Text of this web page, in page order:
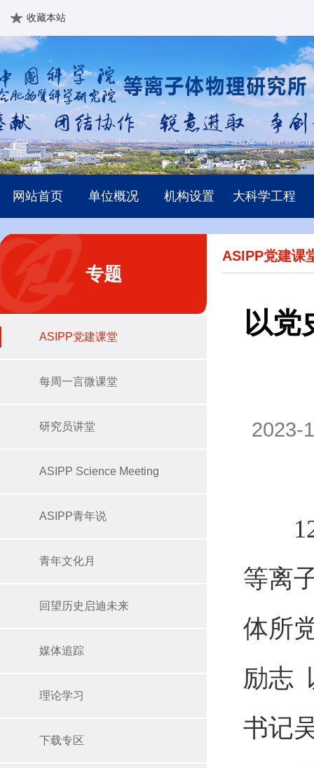
收藏本站
网站首页 单位概况 机构设置 大科学工程
专题
ASIPP党建课堂
每周一言微课堂
研究员讲堂
ASIPP Science Meeting
ASIPP青年说
青年文化月
回望历史启迪未来
媒体追踪
理论学习
下载专区
ASIPP党建课
以党
2023-
12
等离
体所
励志
书记